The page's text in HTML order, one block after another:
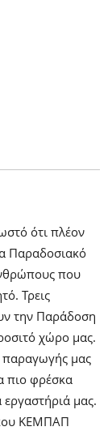
ότι πλέον
Παραδοσιακό
που
Τρεις
την Παράδοση
χώρο μας.
παραγωγής μας
πιο φρέσκα
μας.
ΚΕΜΠΑΠ